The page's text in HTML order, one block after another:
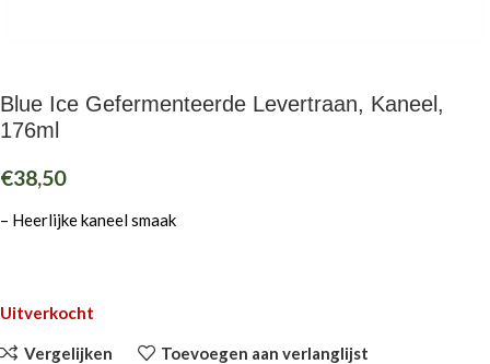
Blue Ice Gefermenteerde Levertraan, Kaneel,
176ml
€38,50
– Heerlijke kaneel smaak
Uitverkocht
Vergelijken Toevoegen aan verlanglijst